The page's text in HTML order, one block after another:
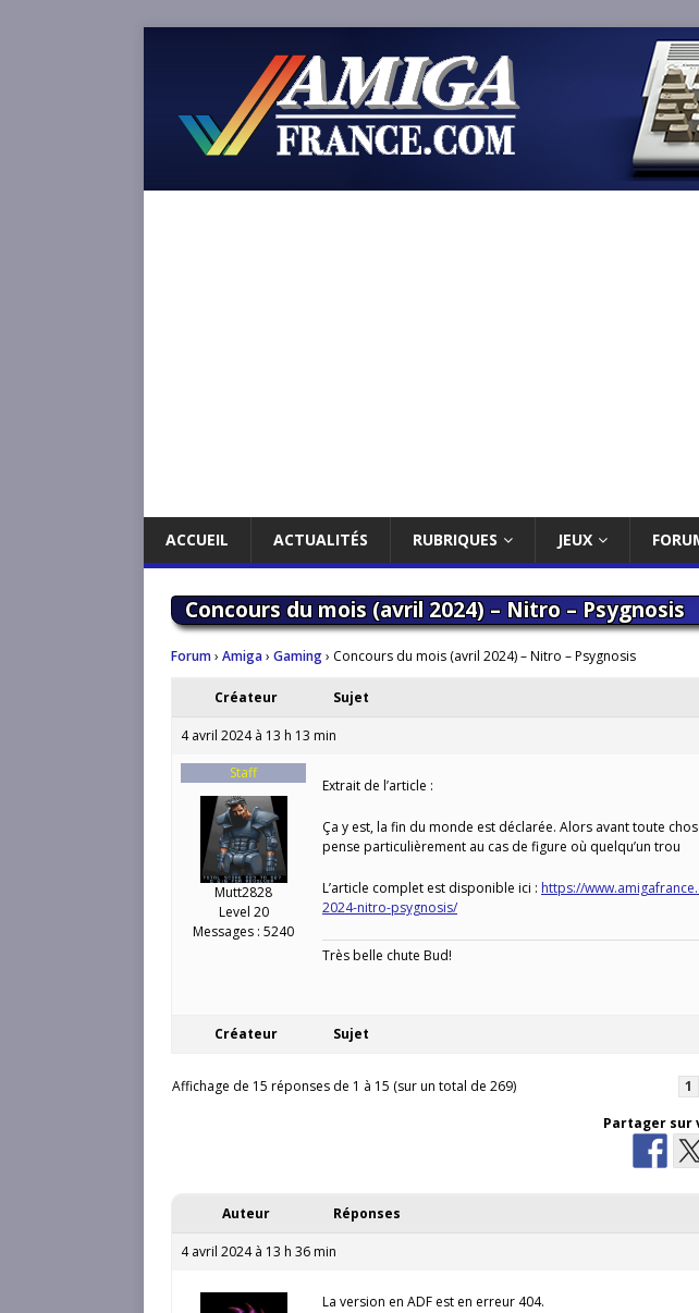
ACCUEIL ACTUALITÉS RUBRIQUES JEUX
Concours du mois (avril 2024) – Nitro – Psygnosis
Forum› Amiga› Gaming› Concours du mois (avril 2024) – Nitro – Psygnosis
Créateur Sujet
4 avril 2024 à 13 h 13 min
Staff
Mutt2828
Level 20
Messages : 5240
Extrait de l’article :
Ça y est, la fin du monde est déclarée. Alors avant toute
pense particulièrement au cas de figure où quelqu’un trou
L’article complet est disponible ici : https://
2024-nitro-psygnosis/
Très belle chute Bud!
Créateur Sujet
Affichage de 15 réponses de 1 à 15 (sur un total de 269) 1
Partager sur
Auteur Réponses
4 avril 2024 à 13 h 36 min
La version en ADF est en erreur 404.